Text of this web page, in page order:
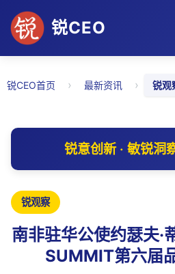
锐CEO
锐CEO首页 › 最新资讯 › 锐观
锐意创新 · 敏锐洞
锐观察
南非驻华公使约瑟夫·
SUMMIT第六届